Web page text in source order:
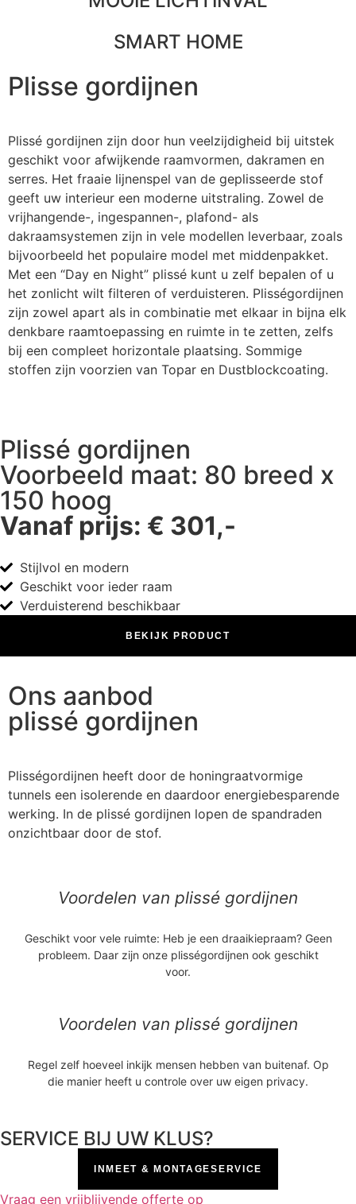
SMART HOME
Plisse gordijnen
Plissé gordijnen zijn door hun veelzijdigheid bij uitstek
geschikt voor afwijkende raamvormen, dakramen en
serres. Het fraaie lijnenspel van de geplisseerde stof
geeft uw interieur een moderne uitstraling. Zowel de
vrijhangende-, ingespannen-, plafond- als
dakraamsystemen zijn in vele modellen leverbaar, zoals
bijvoorbeeld het populaire model met middenpakket.
Met een “Day en Night” plissé kunt u zelf bepalen of u
het zonlicht wilt filteren of verduisteren. Plisségordijnen
zijn zowel apart als in combinatie met elkaar in bijna elk
denkbare raamtoepassing en ruimte in te zetten, zelfs
bij een compleet horizontale plaatsing. Sommige
stoffen zijn voorzien van Topar en Dustblockcoating.
Plissé gordijnen
Voorbeeld maat: 80 breed x
150 hoog
Vanaf prijs: € 301,-
Stijlvol en modern
Geschikt voor ieder raam
Verduisterend beschikbaar
BEKIJK PRODUCT
Ons aanbod
plissé gordijnen
Plisségordijnen heeft door de honingraatvormige
tunnels een isolerende en daardoor energiebesparende
werking. In de plissé gordijnen lopen de spandraden
onzichtbaar door de stof.
Voordelen van plissé gordijnen
Geschikt voor vele ruimte: Heb je een draaikiepraam? Geen
probleem. Daar zijn onze plisségordijnen ook geschikt
voor.
Voordelen van plissé gordijnen
Regel zelf hoeveel inkijk mensen hebben van buitenaf. Op
die manier heeft u controle over uw eigen privacy.
SERVICE BIJ UW KLUS?
INMEET & MONTAGESERVICE
Vraag een vrijblijvende offerte op